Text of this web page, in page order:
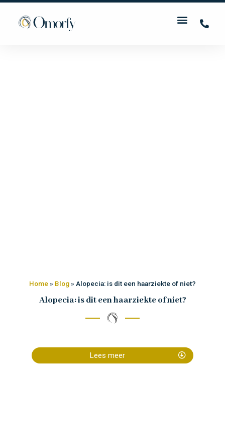
Home» Blog» Alopecia: is dit een haarziekte of niet?
Alopecia: is dit een haarziekte of niet?
Lees meer